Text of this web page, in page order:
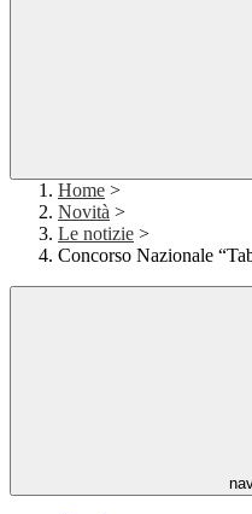
Home >
Novità >
Le notizie >
Concorso Nazionale